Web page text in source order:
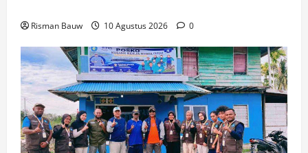
Risman Bauw 10 Agustus 2026 0